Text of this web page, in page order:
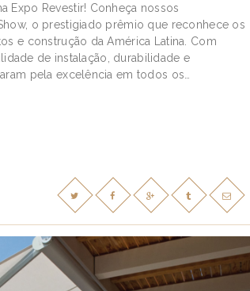
Expo Revestir! Conheça nossos
o prestigiado prêmio que reconhece os
e construção da América Latina. Com
de instalação, durabilidade e
pela excelência em todos os…